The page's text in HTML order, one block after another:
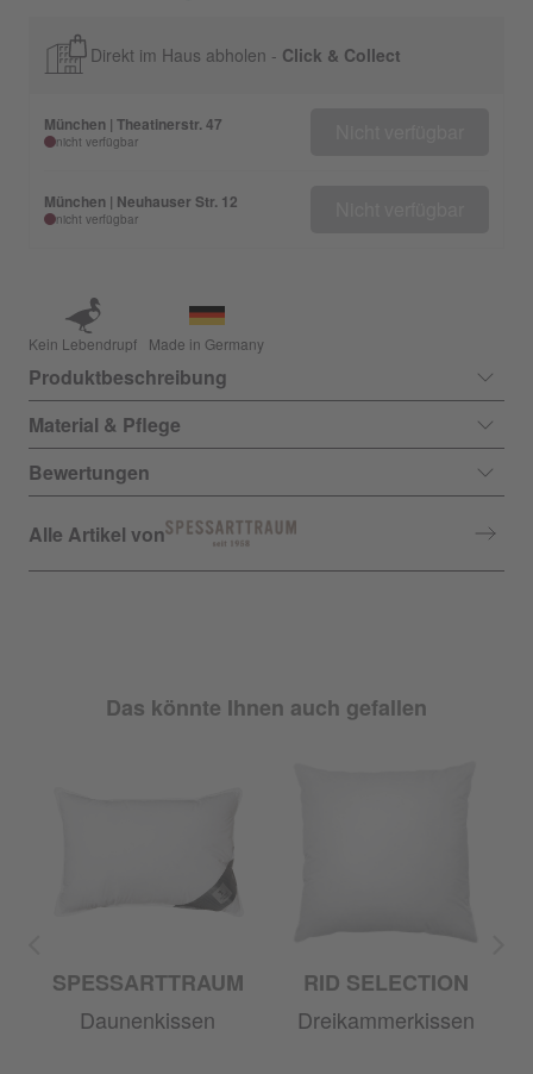
Direkt im Haus abholen - Click & Collect
München | Theatinerstr. 47
nicht verfügbar
München | Neuhauser Str. 12
nicht verfügbar
Kein Lebendrupf Made in Germany
Produktbeschreibung
Material & Pflege
Bewertungen
Alle Artikel von
Das könnte Ihnen auch gefallen
SPESSARTTRAUM
Daunenkissen
RID SELECTION
Dreikammerkissen